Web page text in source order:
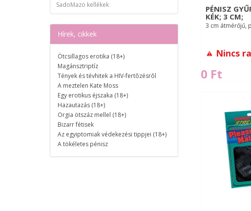
SadoMazo kellékek
Hírek, cikkek
Ötcsillagos erotika (18+)
Magánsztriptíz
Tények és tévhitek a HIV-fertõzésrõl
A meztelen Kate Moss
Egy erotikus éjszaka (18+)
Hazautazás (18+)
Orgia ötszáz mellel (18+)
Bizarr fétisek
Az egyiptomiak védekezési tippjei (18+)
A tökéletes pénisz
PÉNISZ
KÉK; 3 CM;
3 cm átmérőjű,
Nincs
0 Ft